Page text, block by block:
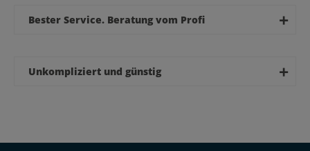
Bester Service. Beratung vom Profi +
Unkompliziert und günstig +